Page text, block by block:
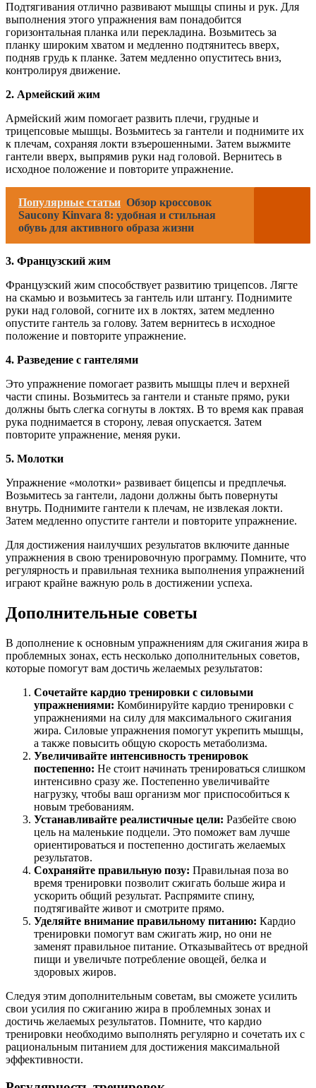
Подтягивания отлично развивают мышцы спины и рук. Для
выполнения этого упражнения вам понадобится
горизонтальная планка или перекладина. Возьмитесь за
планку широким хватом и медленно подтянитесь вверх,
подняв грудь к планке. Затем медленно опуститесь вниз,
контролируя движение.
2. Армейский жим
Армейский жим помогает развить плечи, грудные и
трицепсовые мышцы. Возьмитесь за гантели и поднимите их
к плечам, сохраняя локти взъерошенными. Затем выжмите
гантели вверх, выпрямив руки над головой. Вернитесь в
исходное положение и повторите упражнение.
Популярные статьи Обзор кроссовок
Saucony Kinvara 8: удобная и стильная
обувь для активного образа жизни
3. Французский жим
Французский жим способствует развитию трицепсов. Лягте
на скамью и возьмитесь за гантель или штангу. Поднимите
руки над головой, согните их в локтях, затем медленно
опустите гантель за голову. Затем вернитесь в исходное
положение и повторите упражнение.
4. Разведение с гантелями
Это упражнение помогает развить мышцы плеч и верхней
части спины. Возьмитесь за гантели и станьте прямо, руки
должны быть слегка согнуты в локтях. В то время как правая
рука поднимается в сторону, левая опускается. Затем
повторите упражнение, меняя руки.
5. Молотки
Упражнение «молотки» развивает бицепсы и предплечья.
Возьмитесь за гантели, ладони должны быть повернуты
внутрь. Поднимите гантели к плечам, не извлекая локти.
Затем медленно опустите гантели и повторите упражнение.
Для достижения наилучших результатов включите данные
упражнения в свою тренировочную программу. Помните, что
регулярность и правильная техника выполнения упражнений
играют крайне важную роль в достижении успеха.
Дополнительные советы
В дополнение к основным упражнениям для сжигания жира в
проблемных зонах, есть несколько дополнительных советов,
которые помогут вам достичь желаемых результатов:
Сочетайте кардио тренировки с силовыми
упражнениями: Комбинируйте кардио тренировки с
упражнениями на силу для максимального сжигания
жира. Силовые упражнения помогут укрепить мышцы,
а также повысить общую скорость метаболизма.
Увеличивайте интенсивность тренировок
постепенно: Не стоит начинать тренироваться слишком
интенсивно сразу же. Постепенно увеличивайте
нагрузку, чтобы ваш организм мог приспособиться к
новым требованиям.
Устанавливайте реалистичные цели: Разбейте свою
цель на маленькие подцели. Это поможет вам лучше
ориентироваться и постепенно достигать желаемых
результатов.
Сохраняйте правильную позу: Правильная поза во
время тренировки позволит сжигать больше жира и
ускорить общий результат. Распрямите спину,
подтягивайте живот и смотрите прямо.
Уделяйте внимание правильному питанию: Кардио
тренировки помогут вам сжигать жир, но они не
заменят правильное питание. Отказывайтесь от вредной
пищи и увеличьте потребление овощей, белка и
здоровых жиров.
Следуя этим дополнительным советам, вы сможете усилить
свои усилия по сжиганию жира в проблемных зонах и
достичь желаемых результатов. Помните, что кардио
тренировки необходимо выполнять регулярно и сочетать их с
рациональным питанием для достижения максимальной
эффективности.